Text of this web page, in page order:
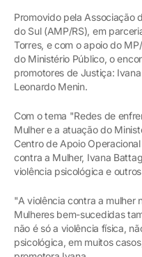
Promovido pela Associação
do Sul (AMP/RS), em
Torres, e com o apoio do
do Ministério Público, o
promotores de Justiça:
Leonardo Menin.
Com o tema "Redes de
Mulher e a atuação do
Centro de Apoio
contra a Mulher, Ivana
violência psicológica e
"A violência contra a mulher
Mulheres bem-sucedidas
não é só a violência física,
psicológica, em muitos